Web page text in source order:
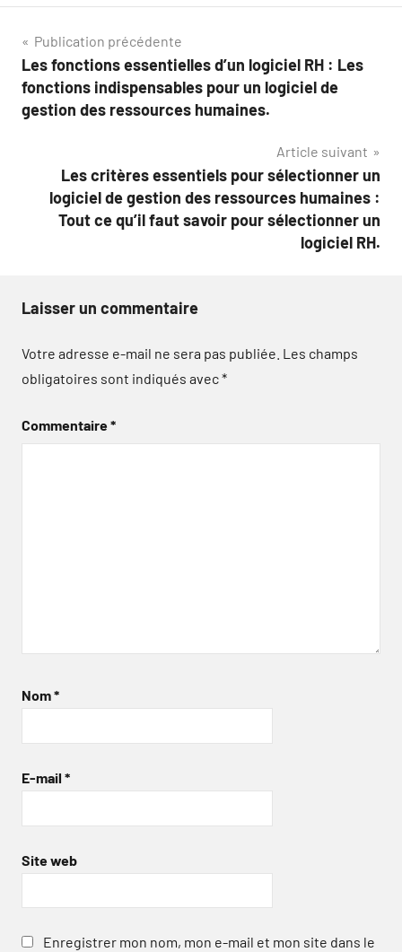
Navigation
de
l’article
Publication précédente
Les fonctions essentielles d’un logiciel RH : Les
fonctions indispensables pour un logiciel de
gestion des ressources humaines.
Article suivant
Les critères essentiels pour sélectionner un
logiciel de gestion des ressources humaines :
Tout ce qu’il faut savoir pour sélectionner un
logiciel RH.
Laisser un commentaire
Votre adresse e-mail ne sera pas publiée. Les champs
obligatoires sont indiqués avec*
Commentaire*
Nom*
E-mail *
Site web
Enregistrer mon nom, mon e-mail et mon site dans le